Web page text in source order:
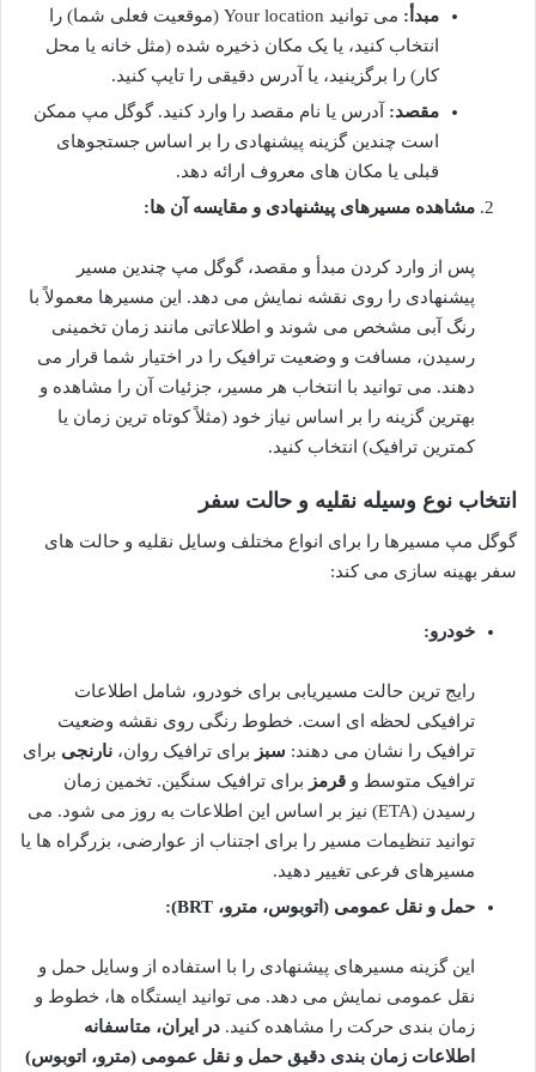
مبدأ:
می توانید Your location (موقعیت فعلی شما) را
انتخاب کنید، یا یک مکان ذخیره شده (مثل خانه یا محل
کار) را برگزینید، یا آدرس دقیقی را تایپ کنید.
مقصد: آدرس یا نام مقصد را وارد کنید. گوگل مپ ممکن
است چندین گزینه پیشنهادی را بر اساس جستجوهای
قبلی یا مکان های معروف ارائه دهد.
مشاهده مسیرهای پیشنهادی و مقایسه آن ها:
پس از وارد کردن مبدأ و مقصد، گوگل مپ چندین مسیر
پیشنهادی را روی نقشه نمایش می دهد. این مسیرها معمولاً با
رنگ آبی مشخص می شوند و اطلاعاتی مانند زمان تخمینی
رسیدن، مسافت و وضعیت ترافیک را در اختیار شما قرار می
دهند. می توانید با انتخاب هر مسیر، جزئیات آن را مشاهده و
بهترین گزینه را بر اساس نیاز خود (مثلاً کوتاه ترین زمان یا
کمترین ترافیک) انتخاب کنید.
انتخاب نوع وسیله نقلیه و حالت سفر
گوگل مپ مسیرها را برای انواع مختلف وسایل نقلیه و حالت های
سفر بهینه سازی می کند:
خودرو:
رایج ترین حالت مسیریابی برای خودرو، شامل اطلاعات
ترافیکی لحظه ای است. خطوط رنگی روی نقشه وضعیت
ترافیک را نشان می دهند: سبز برای ترافیک روان، نارنجی برای
ترافیک متوسط و قرمز برای ترافیک سنگین. تخمین زمان
رسیدن (ETA) نیز بر اساس این اطلاعات به روز می شود. می
توانید تنظیمات مسیر را برای اجتناب از عوارضی، بزرگراه ها یا
مسیرهای فرعی تغییر دهید.
حمل و نقل عمومی (اتوبوس، مترو، BRT):
این گزینه مسیرهای پیشنهادی را با استفاده از وسایل حمل و
نقل عمومی نمایش می دهد. می توانید ایستگاه ها، خطوط و
زمان بندی حرکت را مشاهده کنید. در ایران، متاسفانه
اطلاعات زمان بندی دقیق حمل و نقل عمومی (مترو، اتوبوس)